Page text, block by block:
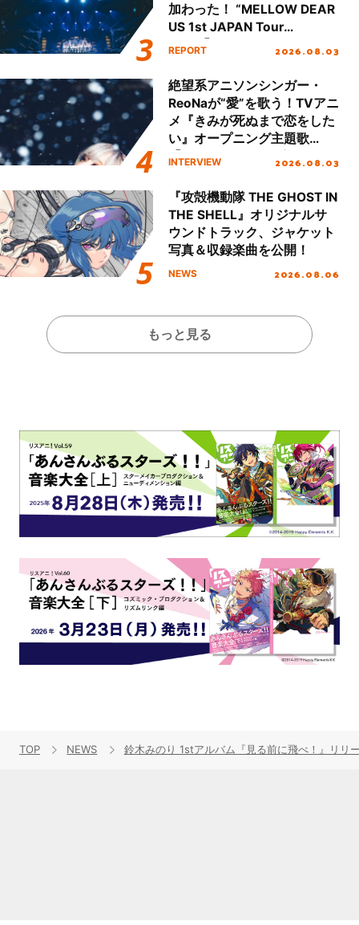
加わった！ “MELLOW DEAR
US 1st JAPAN Tour
Final「NICE to meet YOU
ート!!
REPORT 2026.08.03
絶望系アニソンシンガー・
ReoNaが“愛”を歌う！TVアニ
メ『きみが死ぬまで恋をした
い』オープニング主題歌
「Amore」インタビュー
INTERVIEW 2026.08.03
『攻殻機動隊 THE GHOST IN
THE SHELL』オリジナルサ
ウンドトラック、ジャケット
写真＆収録楽曲を公開！
NEWS 2026.08.06
もっと見る
TOP NEWS 鈴木みのり 1stアルバム『見る前に飛べ！』リリ